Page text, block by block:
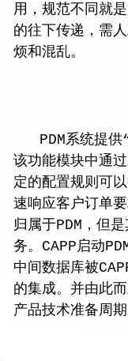
用，规范不同就
的往下传递，需
烦和混乱。
PDM系统提供“
该功能模块中通
定的配置规则可
速响应客户订单
归属于PDM，但
务。CAPP启动
中间数据库被
的集成。并由此
产品技术准备周